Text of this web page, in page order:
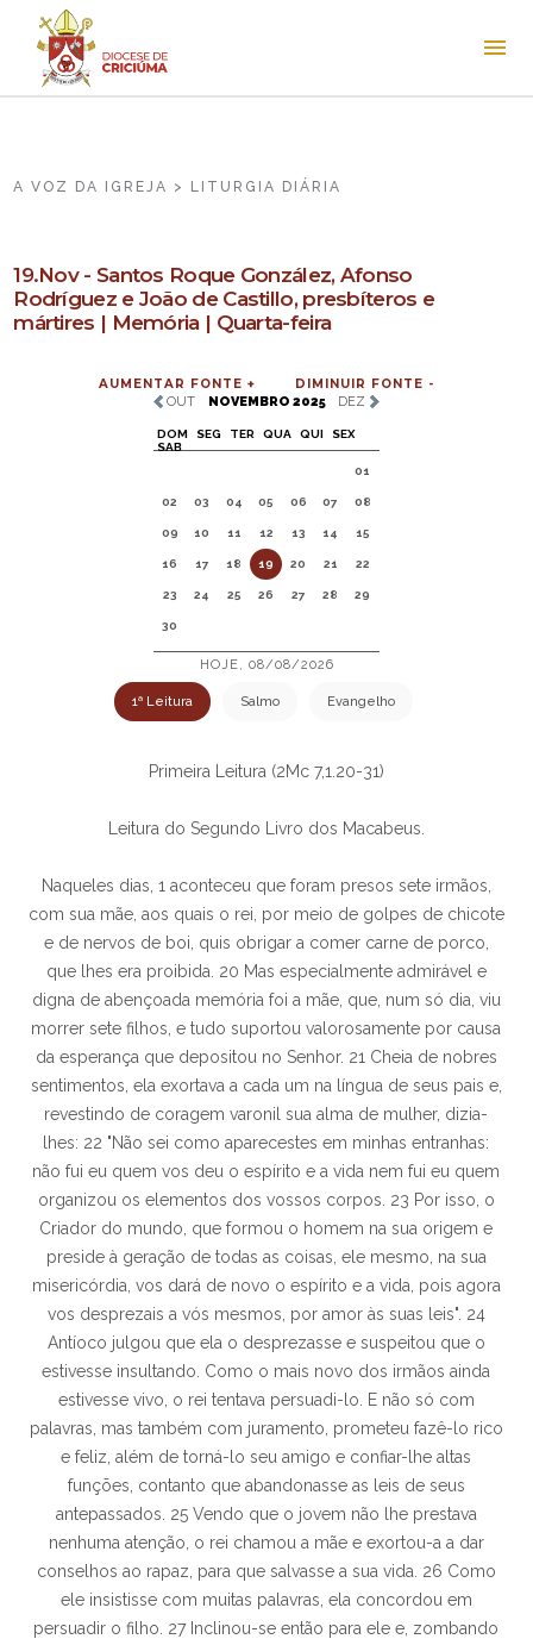
A VOZ DA IGREJA > LITURGIA DIÁRIA
19.Nov - Santos Roque González, Afonso
Rodríguez e João de Castillo, presbíteros e
mártires | Memória | Quarta-feira
AUMENTAR FONTE +
DIMINUIR FONTE -
OUT
NOVEMBRO 2025 DEZ
DOM SEG TER QUA QUI
SEX
SAB
01
02 03 04 05 06 07 08
09 10 11 12 13 14 15
16 17 18 19 20 21 22
23 24 25 26 27 28 29
30
HOJE, 08/08/2026
1ª Leitura Salmo Evangelho
Primeira Leitura (2Mc 7,1.20-31)
Leitura do Segundo Livro dos Macabeus.
Naqueles dias, 1 aconteceu que foram presos sete irmãos,
com sua mãe, aos quais o rei, por meio de golpes de chicote
e de nervos de boi, quis obrigar a comer carne de porco,
que lhes era proibida. 20 Mas especialmente admirável e
digna de abençoada memória foi a mãe, que, num só dia, viu
morrer sete filhos, e tudo suportou valorosamente por causa
da esperança que depositou no Senhor. 21 Cheia de nobres
sentimentos, ela exortava a cada um na língua de seus pais e,
revestindo de coragem varonil sua alma de mulher, dizia-
lhes: 22 "Não sei como aparecestes em minhas entranhas:
não fui eu quem vos deu o espírito e a vida nem fui eu quem
organizou os elementos dos vossos corpos. 23 Por isso, o
Criador do mundo, que formou o homem na sua origem e
preside à geração de todas as coisas, ele mesmo, na sua
misericórdia, vos dará de novo o espírito e a vida, pois agora
vos desprezais a vós mesmos, por amor às suas leis". 24
Antíoco julgou que ela o desprezasse e suspeitou que o
estivesse insultando. Como o mais novo dos irmãos ainda
estivesse vivo, o rei tentava persuadi-lo. E não só com
palavras, mas também com juramento, prometeu fazê-lo rico
e feliz, além de torná-lo seu amigo e confiar-lhe altas
funções, contanto que abandonasse as leis de seus
antepassados. 25 Vendo que o jovem não lhe prestava
nenhuma atenção, o rei chamou a mãe e exortou-a a dar
conselhos ao rapaz, para que salvasse a sua vida. 26 Como
ele insistisse com muitas palavras, ela concordou em
persuadir o filho. 27 Inclinou-se então para ele e, zombando